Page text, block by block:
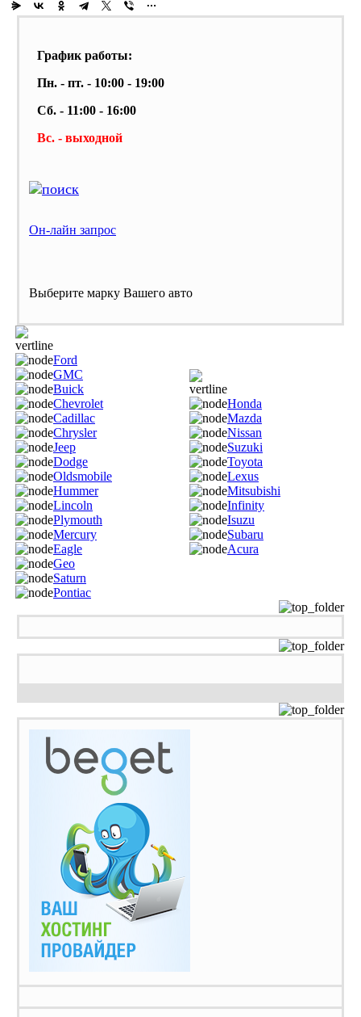
График работы:
Пн. - пт. - 10:00 - 19:00
Сб. - 11:00 - 16:00
Вс. - выходной
Он-лайн запрос
Выберите марку Вашего авто
Ford
GMC
Buick
Chevrolet
Cadillac
Chrysler
Jeep
Dodge
Oldsmobile
Hummer
Lincoln
Plymouth
Mercury
Eagle
Geo
Saturn
Pontiac
Honda
Mazda
Nissan
Suzuki
Toyota
Lexus
Mitsubishi
Infinity
Isuzu
Subaru
Acura